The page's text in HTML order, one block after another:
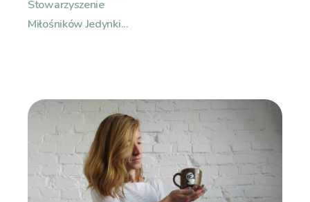
Stowarzyszenie
Miłośników Jedynki...